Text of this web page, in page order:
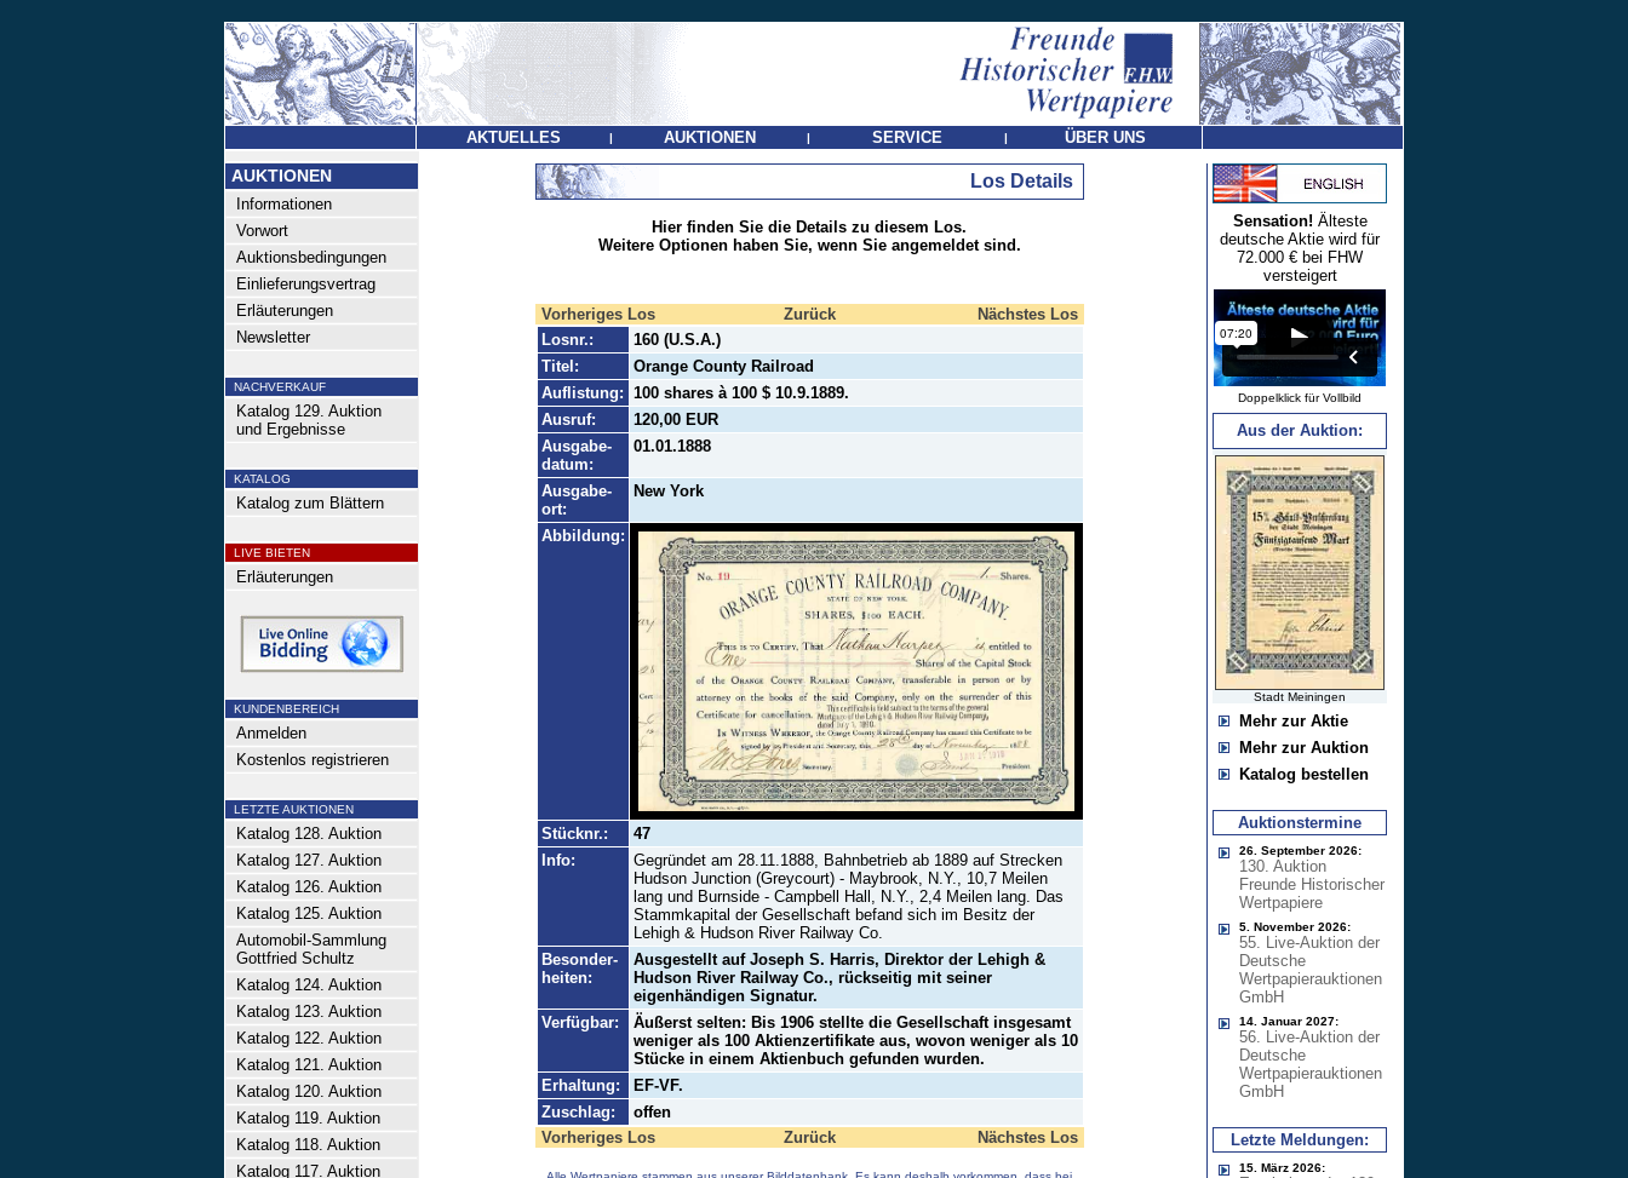
AKTUELLES | AUKTIONEN | SERVICE | ÜBER UNS
AUKTIONEN
Informationen
Vorwort
Auktionsbedingungen
Einlieferungsvertrag
Erläuterungen
Newsletter
NACHVERKAUF
Katalog 129. Auktion
und Ergebnisse
KATALOG
Katalog zum Blättern
LIVE BIETEN
Erläuterungen
KUNDENBEREICH
Anmelden
Kostenlos registrieren
LETZTE AUKTIONEN
Katalog 128. Auktion
Katalog 127. Auktion
Katalog 126. Auktion
Katalog 125. Auktion
Automobil-Sammlung
Gottfried Schultz
Katalog 124. Auktion
Katalog 123. Auktion
Katalog 122. Auktion
Katalog 121. Auktion
Katalog 120. Auktion
Katalog 119. Auktion
Katalog 118. Auktion
Katalog 117. Auktion
Los Details
Hier finden Sie die Details zu diesem Los.
Weitere Optionen haben Sie, wenn Sie angemeldet sind.
Vorheriges Los Zurück
Nächstes Los
Losnr.:
160 (U.S.A.)
Titel:
Orange County Railroad
Auflistung: 100 shares à 100 $ 10.9.1889.
Ausruf:
120,00 EUR
Ausgabe-
datum:
01.01.1888
Ausgabe-
ort:
New York
Abbildung:
Stücknr.:
47
Info:
Gegründet am 28.11.1888, Bahnbetrieb ab 1889 auf Strecken
Hudson Junction (Greycourt) - Maybrook, N.Y., 10,7 Meilen
lang und Burnside - Campbell Hall, N.Y., 2,4 Meilen lang. Das
Stammkapital der Gesellschaft befand sich im Besitz der
Lehigh & Hudson River Railway Co.
Besonder-
heiten:
Ausgestellt auf Joseph S. Harris, Direktor der Lehigh &
Hudson River Railway Co., rückseitig mit seiner
eigenhändigen Signatur.
Verfügbar:
Äußerst selten: Bis 1906 stellte die Gesellschaft insgesamt
weniger als 100 Aktienzertifikate aus, wovon weniger als 10
Stücke in einem Aktienbuch gefunden wurden.
Erhaltung:
EF-VF.
Zuschlag:
offen
Vorheriges Los
Zurück Nächstes Los
Sensation! Älteste
deutsche Aktie wird für
72.000 € bei FHW
versteigert
Doppelklick für Vollbild
Aus der Auktion:
Stadt Meiningen
Mehr zur Aktie
Mehr zur Auktion
Katalog bestellen
Auktionstermine
26. September 2026:
130. Auktion
Freunde Historischer
Wertpapiere
5. November 2026:
55. Live-Auktion der
Deutsche
Wertpapierauktionen
GmbH
14. Januar 2027:
56. Live-Auktion der
Deutsche
Wertpapierauktionen
GmbH
Letzte Meldungen:
15. März 2026: